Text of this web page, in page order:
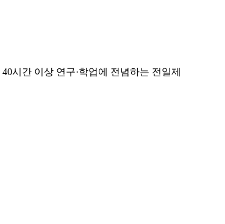
40시간 이상 연구·학업에 전념하는 전일제